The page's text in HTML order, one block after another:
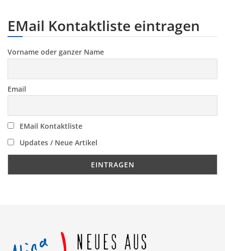
EMail Kontaktliste eintragen
Vorname oder ganzer Name
Email
EMail Kontaktliste
Updates / Neue Artikel